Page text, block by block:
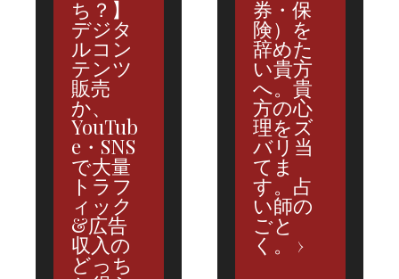
ち？】
デジタ
ルコン
テンツ
販売
か、
YouTub
e・SNS
で大量
トラフ
ィック
&広告
収入の
どっち
券・保
険）を
辞めた
い貴方
へ。貴
方の心
理をズ
バリ当
てま
す。占
い師の
ごと
く。